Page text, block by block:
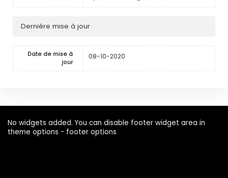
Dernière mise à jour
Date de mise à
jour
08-10-2020
No widgets added. You can disable footer widget area in
theme options - footer options